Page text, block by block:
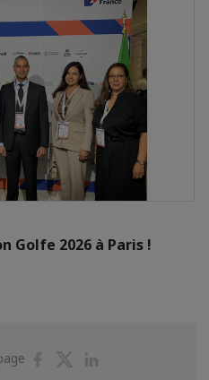
Golfe 2026 à Paris !
PartagerPartager